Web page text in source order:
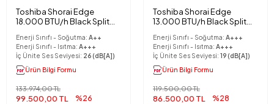
Toshiba Shorai Edge
18.000 BTU/h Black Split
Enerji Sınıfı - Soğutma: A++
Enerji Sınıfı - Isıtma: A+++
İç Ünite Ses Seviyesi: 26 (dB[A])
Ürün Bilgi Formu
99.500,00 TL
133.974,00 TL
%26
Toshiba Shorai Edge
13.000 BTU/h Black Split
Enerji Sınıfı - Soğutma: A+++
Enerji Sınıfı - Isıtma: A+++
İç Ünite Ses Seviyesi: 19 (dB[A])
Ürün Bilgi Formu
86.500,00 TL
119.500,00 TL
%28